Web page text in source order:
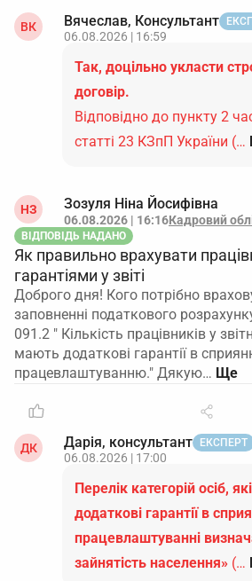
ВК Вячеслав, Консультант
06.08.2026 | 16:59
Так, доцільно укласти
договір.
Відповідно до пункту 2
статті 23 КЗпП України (…
НЗ Зозуля Ніна Йосифівна
06.08.2026 | 16:16Кадровий
ВІДПОВІДЬ НАДАНО
Як правильно врахувати
гарантіями у звіті
Доброго дня! Кого потрібно
заповненні податкового
091.2 " Кількість працівників у
мають додаткові гарантії в
працевлаштуванню." Дякую…
ДК Дарія, консультант ЕКСПЕРТ
06.08.2026 | 17:00
Перелік категорій осіб,
додаткові гарантії в
працевлаштуванні
зайнятість населення» (…